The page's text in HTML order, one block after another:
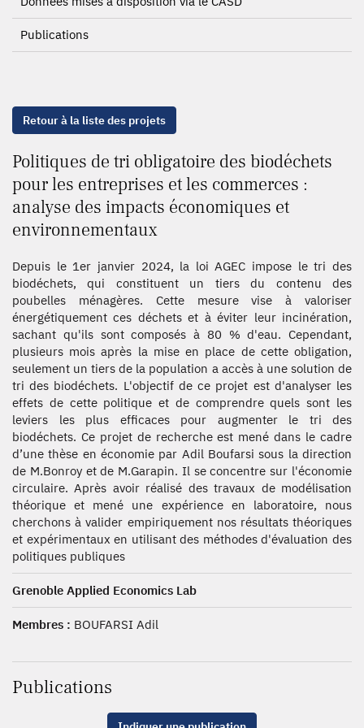
Publications
Retour à la liste des projets
Politiques de tri obligatoire des biodéchets
pour les entreprises et les commerces :
analyse des impacts économiques et
environnementaux
Depuis le 1er janvier 2024, la loi AGEC impose le tri des
biodéchets, qui constituent un tiers du contenu des
poubelles ménagères. Cette mesure vise à valoriser
énergétiquement ces déchets et à éviter leur incinération,
sachant qu'ils sont composés à 80 % d'eau. Cependant,
plusieurs mois après la mise en place de cette obligation,
seulement un tiers de la population a accès à une solution de
tri des biodéchets. L'objectif de ce projet est d'analyser les
effets de cette politique et de comprendre quels sont les
leviers les plus efficaces pour augmenter le tri des
biodéchets. Ce projet de recherche est mené dans le cadre
d’une thèse en économie par Adil Boufarsi sous la direction
de M.Bonroy et de M.Garapin. Il se concentre sur l'économie
circulaire. Après avoir réalisé des travaux de modélisation
théorique et mené une expérience en laboratoire, nous
cherchons à valider empiriquement nos résultats théoriques
et expérimentaux en utilisant des méthodes d'évaluation des
politiques publiques
Grenoble Applied Economics Lab
Membres : BOUFARSI Adil
Publications